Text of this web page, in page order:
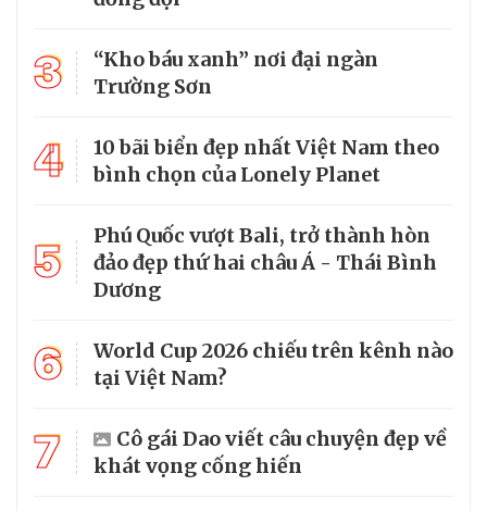
3
“Kho báu xanh” nơi đại ngàn
Trường Sơn
4
10 bãi biển đẹp nhất Việt Nam theo
bình chọn của Lonely Planet
5
Phú Quốc vượt Bali, trở thành hòn
đảo đẹp thứ hai châu Á - Thái Bình
Dương
6
World Cup 2026 chiếu trên kênh nào
tại Việt Nam?
7
Cô gái Dao viết câu chuyện đẹp về
khát vọng cống hiến